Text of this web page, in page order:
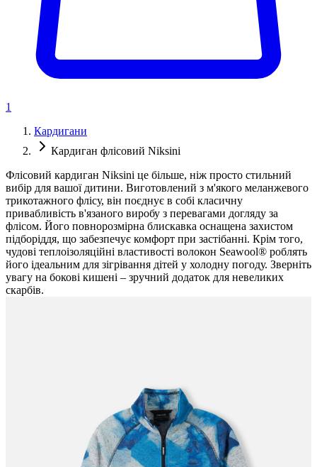
1
Кардигани
Кардиган флісовий Niksini
Флісовий кардиган Niksini це більше, ніж просто стильний
вибір для вашої дитини. Виготовлений з м'якого меланжевого
трикотажного флісу, він поєднує в собі класичну
привабливість в'язаного виробу з перевагами догляду за
флісом. Його повнорозмірна блискавка оснащена захистом
підборіддя, що забезпечує комфорт при застібанні. Крім того,
чудові теплоізоляційні властивості волокон Seawool® роблять
його ідеальним для зігрівання дітей у холодну погоду. Зверніть
увагу на бокові кишені – зручний додаток для невеликих
скарбів.